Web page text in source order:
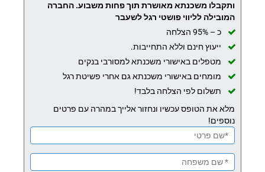
ותקבלו משכנתא מאושרת תוך פחות משבוע. החברה
המובילה לליווי פושטי רגל לשעבר
כ – 95% הצלחה
ייעוץ חינם וללא התחייבות.
מטפלים באישורי משכנתא למסורבי בנקים
מומחים באישורי משכנתא גם אחרי פשיטת רגל
תשלום לפי הצלחה בלבד!
מלא את הטופס עכשיו ונחזור אלייך במהרה עם פרטים
נוספים!